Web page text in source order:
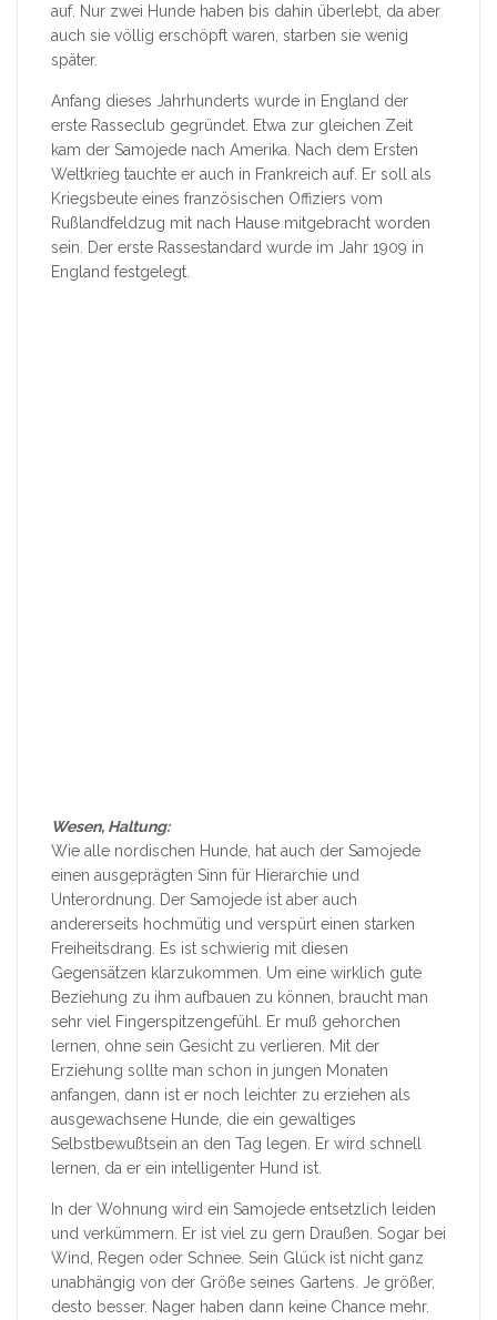
auf. Nur zwei Hunde haben bis dahin überlebt, da aber
auch sie völlig erschöpft waren, starben sie wenig
später.
Anfang dieses Jahrhunderts wurde in England der
erste Rasseclub gegründet. Etwa zur gleichen Zeit
kam der Samojede nach Amerika. Nach dem Ersten
Weltkrieg tauchte er auch in Frankreich auf. Er soll als
Kriegsbeute eines französischen Offiziers vom
Rußlandfeldzug mit nach Hause mitgebracht worden
sein. Der erste Rassestandard wurde im Jahr 1909 in
England festgelegt.
Wesen, Haltung:
Wie alle nordischen Hunde, hat auch der Samojede
einen ausgeprägten Sinn für Hierarchie und
Unterordnung. Der Samojede ist aber auch
andererseits hochmütig und verspürt einen starken
Freiheitsdrang. Es ist schwierig mit diesen
Gegensätzen klarzukommen. Um eine wirklich gute
Beziehung zu ihm aufbauen zu können, braucht man
sehr viel Fingerspitzengefühl. Er muß gehorchen
lernen, ohne sein Gesicht zu verlieren. Mit der
Erziehung sollte man schon in jungen Monaten
anfangen, dann ist er noch leichter zu erziehen als
ausgewachsene Hunde, die ein gewaltiges
Selbstbewußtsein an den Tag legen. Er wird schnell
lernen, da er ein intelligenter Hund ist.
In der Wohnung wird ein Samojede entsetzlich leiden
und verkümmern. Er ist viel zu gern Draußen. Sogar bei
Wind, Regen oder Schnee. Sein Glück ist nicht ganz
unabhängig von der Größe seines Gartens. Je größer,
desto besser. Nager haben dann keine Chance mehr.